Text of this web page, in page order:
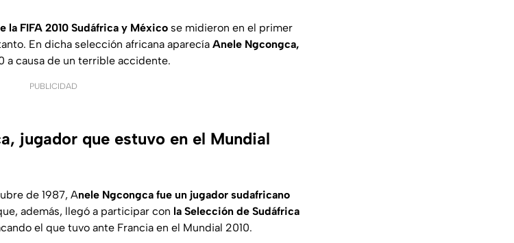
la FIFA 2010 Sudáfrica y México se midieron en el primer
En dicha selección africana aparecía Anele Ngcongca,
causa de un terrible accidente.
PUBLICIDAD
jugador que estuvo en el Mundial
de 1987, Anele Ngcongca fue un jugador sudafricano
además, llegó a participar con la Selección de Sudáfrica
el que tuvo ante Francia en el Mundial 2010.